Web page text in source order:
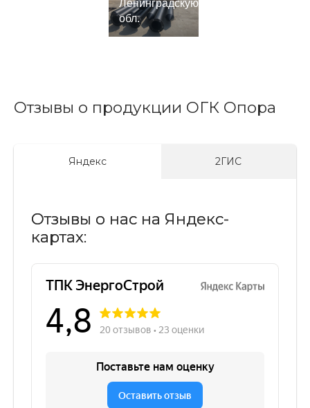
Ленинградскую
обл.
Отзывы о продукции ОГК Опора
Яндекс 2ГИС
Отзывы о нас на Яндекс-
картах: